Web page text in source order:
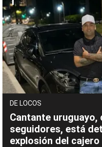
DE LOCOS
Cantante uruguayo,
seguidores, está
explosión del cajero